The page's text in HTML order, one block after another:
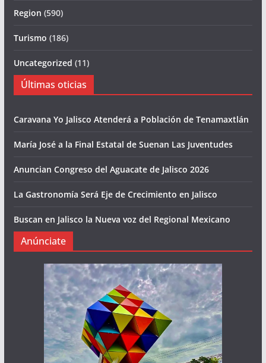
Region (590)
Turismo (186)
Uncategorized (11)
Últimas oticias
Caravana Yo Jalisco Atenderá a Población de Tenamaxtlán
María José a la Final Estatal de Suenan Las Juventudes
Anuncian Congreso del Aguacate de Jalisco 2026
La Gastronomía Será Eje de Crecimiento en Jalisco
Buscan en Jalisco la Nueva voz del Regional Mexicano
Anúnciate